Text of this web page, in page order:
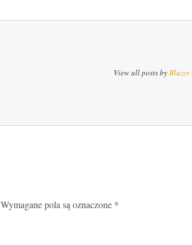
View all posts by Bluzer
Wymagane pola są oznaczone *